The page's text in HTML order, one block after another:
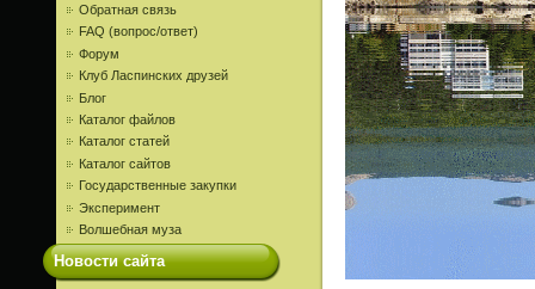
Обратная связь
FAQ (вопрос/ответ)
Форум
Клуб Ласпинских друзей
Блог
Каталог файлов
Каталог статей
Каталог сайтов
Государственные закупки
Эксперимент
Волшебная муза
Новости сайта